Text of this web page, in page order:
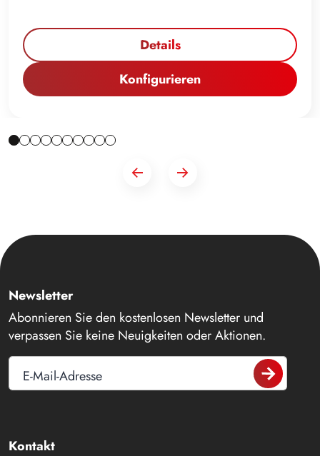
Details
Konfigurieren
Newsletter
Abonnieren Sie den kostenlosen Newsletter und
verpassen Sie keine Neuigkeiten oder Aktionen.
E-Mail-Adresse
Kontakt